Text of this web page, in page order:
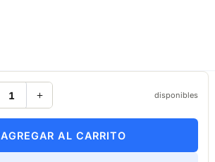
disponibles
AGREGAR AL CARRITO